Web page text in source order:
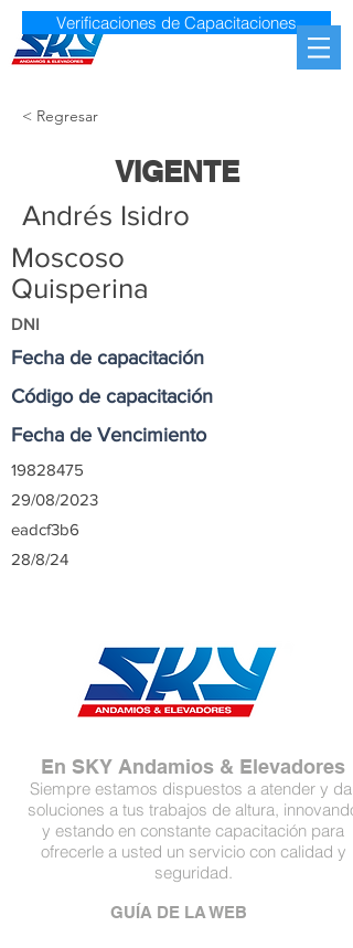
Verificaciones de Capacitaciones
< Regresar
VIGENTE
Andrés Isidro
Moscoso
Quisperina
DNI
Fecha de capacitación
Código de capacitación
Fecha de Vencimiento
19828475
29/08/2023
eadcf3b6
28/8/24
En SKY Andamios & Elevadores
Siempre estamos dispuestos a atender y dar
soluciones a tus trabajos de altura, innovando
y estando en constante capacitación para
ofrecerle a usted un servicio con calidad y
seguridad.
GUÍA DE LA WEB